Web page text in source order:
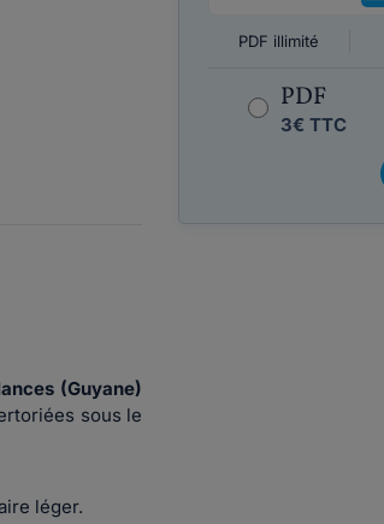
(Guyane)
sous le
léger.
PDF illimité
PDF
3€ TTC